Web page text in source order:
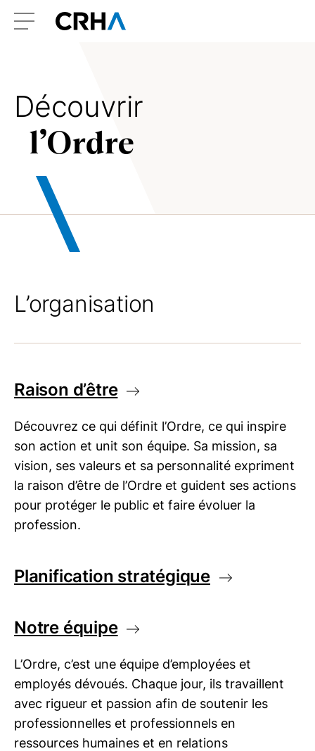
Retour
Découvrir
l’Ordre
L’organisation
Raison d’être
Découvrez ce qui définit l’Ordre, ce qui inspire
son action et unit son équipe. Sa mission, sa
vision, ses valeurs et sa personnalité expriment
la raison d’être de l’Ordre et guident ses actions
pour protéger le public et faire évoluer la
profession.
Planification stratégique
Notre équipe
L’Ordre, c’est une équipe d’employées et
employés dévoués. Chaque jour, ils travaillent
avec rigueur et passion afin de soutenir les
professionnelles et professionnels en
ressources humaines et en relations